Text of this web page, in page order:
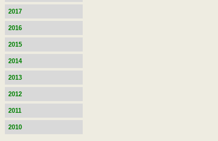
2017
2016
2015
2014
2013
2012
2011
2010